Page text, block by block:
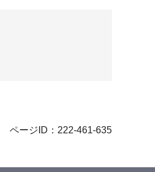
ページID：222-461-635